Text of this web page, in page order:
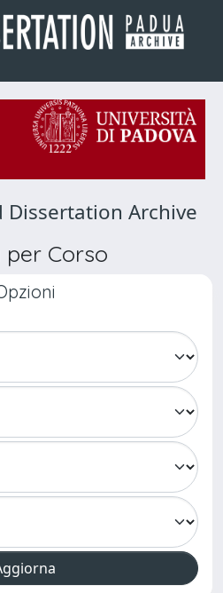
Dissertation Archive
per Corso